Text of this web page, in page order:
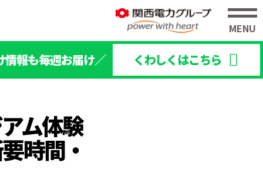
情報も毎週お届け／ くわしくはこちら
ム体験
時間・